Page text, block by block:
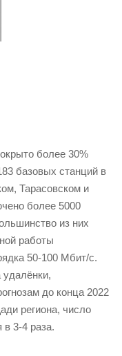
более 30%
базовых станций в
Тарасовском и
более 5000
из них
работы
50-100 Мбит/с.
удалёнки,
до конца 2022
региона, число
в 3-4 раза.